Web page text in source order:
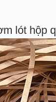
lót hộp